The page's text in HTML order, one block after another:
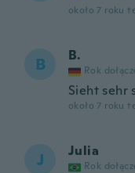
około 7 roku
B B.
Rok
Sieht sehr
około 7 roku
J Julia
Rok